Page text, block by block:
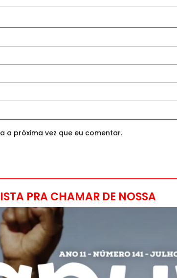
a próxima vez que eu comentar.
PRA CHAMAR DE NOSSA